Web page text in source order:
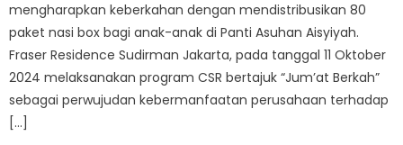
mengharapkan keberkahan dengan mendistribusikan 80
paket nasi box bagi anak-anak di Panti Asuhan Aisyiyah.
Fraser Residence Sudirman Jakarta, pada tanggal 11 Oktober
2024 melaksanakan program CSR bertajuk “Jum’at Berkah”
sebagai perwujudan kebermanfaatan perusahaan terhadap
[…]